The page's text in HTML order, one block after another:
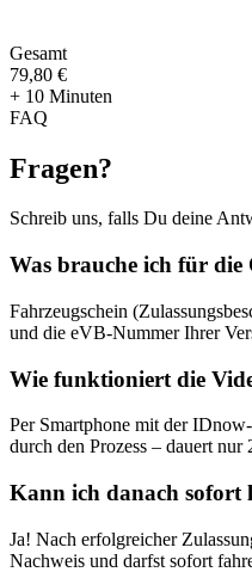
Gesamt
79,80 €
+ 10 Minuten
FAQ
Fragen?
Schreib uns, falls Du deine
Was brauche ich für die
Fahrzeugschein
und die eVB-Nummer Ihrer
Wie funktioniert die
Per Smartphone mit der
durch den Prozess – dauert nur
Kann ich danach sofort
Ja! Nach erfolgreicher
Nachweis und darfst sofort